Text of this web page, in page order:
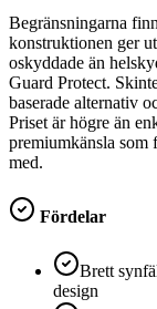
Begränsningarna
konstruktionen ger
oskyddade än
Guard Protect.
baserade alternativ
Priset är högre än
premiumkänsla som
med.
Fördelar
Brett
design